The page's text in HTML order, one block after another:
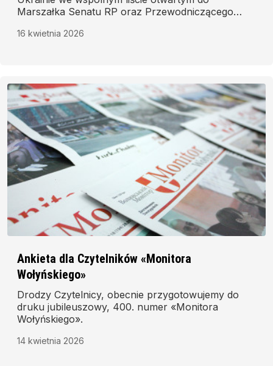
Marszałka Senatu RP oraz Przewodniczącego
Granicą.
16 kwietnia 2026
Ankieta dla Czytelników «Monitora
Wołyńskiego»
Drodzy Czytelnicy, obecnie przygotowujemy do
druku jubileuszowy, 400. numer «Monitora
Wołyńskiego».
14 kwietnia 2026